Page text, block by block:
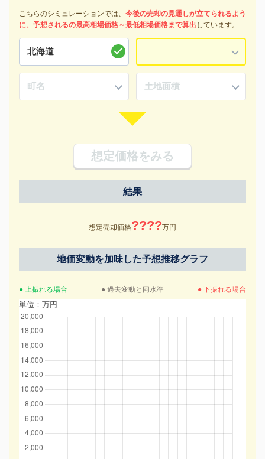
こちらのシミュレーションでは、 今後の売却の見通しが立てられるよう
に、予想されるの最高相場価格～最低相場価格まで算出 しています。
想定価格をみる
結果
想定売却価格????万円
地価変動を加味した予想推移グラフ
● 上振れる場合 ● 過去変動と同水準 ● 下振れる場合
単位：万円